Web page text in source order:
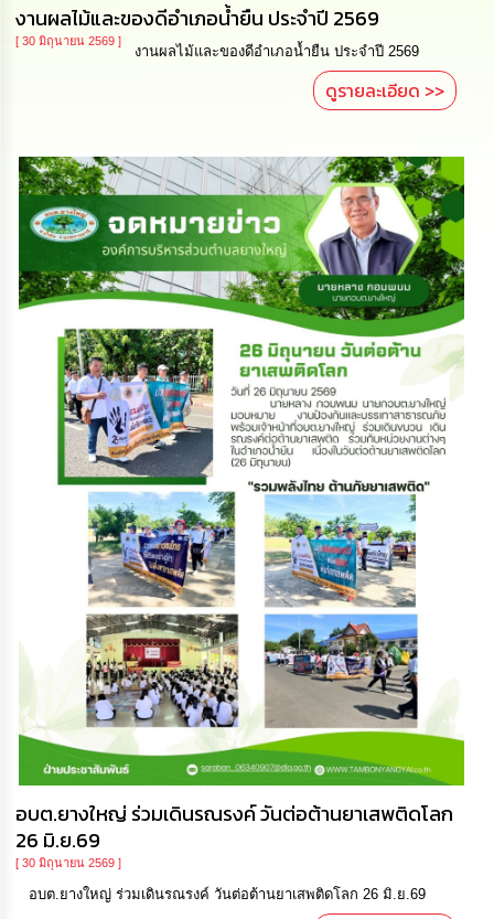
การ
การ
ทุจริต
มาตรการ
เสริม
คุณธรรม
และ
ความ
โปร่งใส
ร้อง
เรียน
ร้อง
ทุกข์
Service
กิจการ
กิจการ
ท้อง
ถิ่น
เรา
การ
จัดการ
งานผลไม้และของดีอำเภอน้ำยืน ประจำปี 2569
[ 30 มิถุนายน 2569 ]
งานผลไม้และของดีอำเภอน้ำยืน ประจำปี 2569
ดูรายละเอียด >>
อบต.ยางใหญ่ ร่วมเดินรณรงค์ วันต่อต้านยาเสพติดโลก
26 มิ.ย.69
[ 30 มิถุนายน 2569 ]
อบต.ยางใหญ่ ร่วมเดินรณรงค์ วันต่อต้านยาเสพติดโลก 26 มิ.ย.69